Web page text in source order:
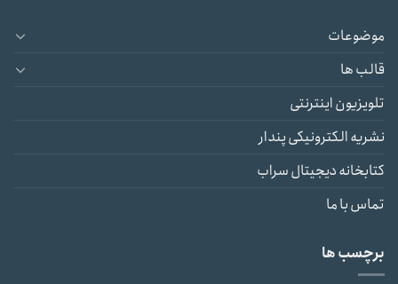
موضوعات
قالب ها
تلویزیون اینترنتی
نشریه الکترونیکی پندار
کتابخانه دیجیتال سراب
تماس با ما
برچسب ها